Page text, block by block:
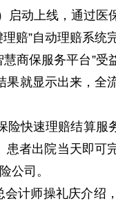
启动上线，通过医
赔”自动理赔系统完
商保服务平台”受
果就显示出来，全
险快速理赔结算服
者出院当天即可
公司。
计师操礼庆介绍